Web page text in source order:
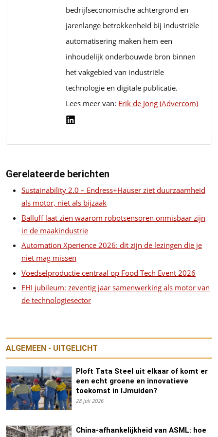
bedrijfseconomische achtergrond en
jarenlange betrokkenheid bij industriële
automatisering maken hem een
inhoudelijk onderbouwde bron binnen
het vakgebied van industriële
technologie en digitale publicatie.
Lees meer van: Erik de Jong (Advercom)
Gerelateerde berichten
Sustainability 2.0 – Endress+Hauser ziet duurzaamheid
als motor, niet als bijzaak
Balluff laat zien waarom robotsensoren onmisbaar zijn
in de maakindustrie
Automation Xperience 2026: dit zijn de lezingen die je
niet mag missen
Voedselproductie centraal op Food Tech Event 2026
FHI jubileum: zeventig jaar samenwerking als motor van
de technologiesector
ALGEMEEN - UITGELICHT
Ploft Tata Steel uit elkaar of komt er
een echt groene en innovatieve
toekomst in IJmuiden?
28 juli 2026
China-afhankelijkheid van ASML: hoe